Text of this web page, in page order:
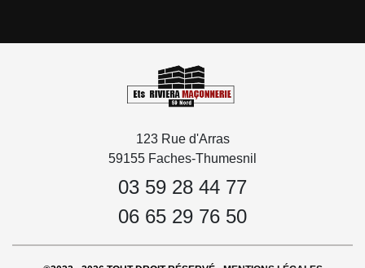
123 Rue d'Arras
59155 Faches-Thumesnil
03 59 28 44 77
06 65 29 76 50